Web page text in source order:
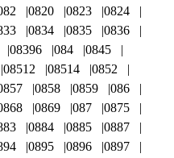
0820 0823
0824
0834 0835
0836
08396 084
0845
08512 08514
0852
0858 0859
086
0869 087
0875
0884 0885
0887
0895 0896
0897